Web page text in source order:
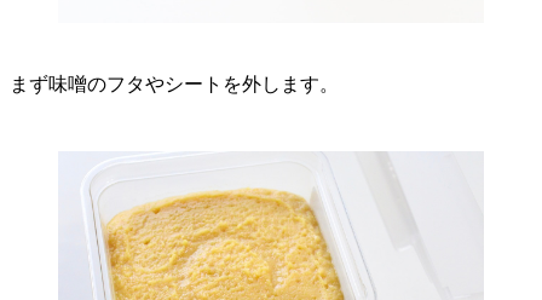
まず味噌のフタやシートを外します。